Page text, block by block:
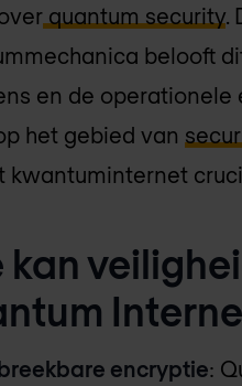
quantum security.
belooft
en de operationele
het gebied van
kwantuminternet
kan
encryptie: